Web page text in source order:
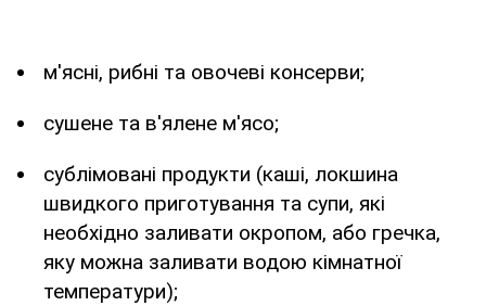
м'ясні, рибні та овочеві консерви;
сушене та в'ялене м'ясо;
сублімовані продукти (каші, локшина
швидкого приготування та супи, які
необхідно заливати окропом, або гречка,
яку можна заливати водою кімнатної
температури);